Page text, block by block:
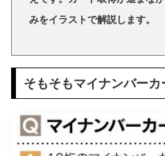
みをイラストで解説します。
そもそもマイナンバーカ